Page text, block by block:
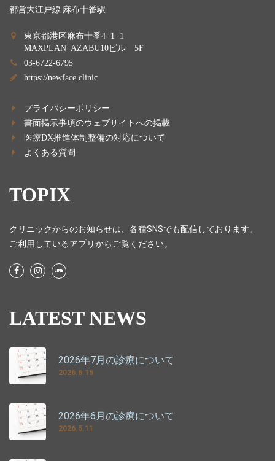
都営大江戸線 麻布十番駅
東京都港区麻布十番4−1−1
MAXPLAN AZABU10ビル 5F
03-6722-6795
https://newface.clinic
プライバシーポリシー
書面掲示事項のウェブサイトへの掲載
医療DX推進体制整備の対応について
よくある質問
TOPIX
クリニックからのお知らせは、各種SNSでも配信しております。
ご利用しているアプリからご覧ください。
LATEST NEWS
2026年7月の診療について
2026.6.15
2026年6月の診療について
2026.5.11